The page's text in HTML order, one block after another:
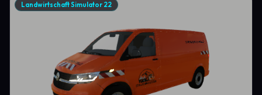
Landwirtschaft Simulator 22